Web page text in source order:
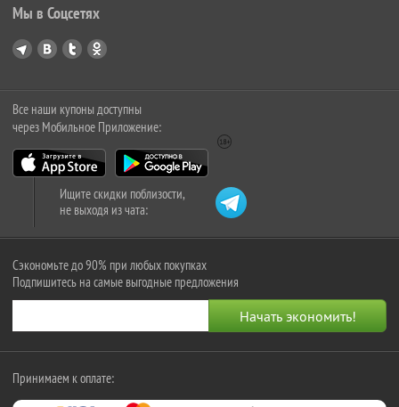
Мы в Соцсетях
Все наши купоны доступны
через Мобильное Приложение:
Ищите скидки поблизости,
не выходя из чата:
Сэкономьте до 90% при любых покупках
Подпишитесь на самые выгодные предложения
Принимаем к оплате: